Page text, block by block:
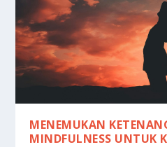
MENEMUKAN
MINDFULNESS UNTUK